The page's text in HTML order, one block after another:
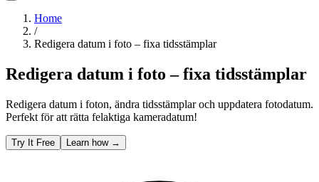
Home
/
Redigera datum i foto – fixa tidsstämplar
Redigera datum i foto – fixa tidsstämplar
Redigera datum i foton, ändra tidsstämplar och uppdatera fotodatum.
Perfekt för att rätta felaktiga kameradatum!
Try It Free Learn how →